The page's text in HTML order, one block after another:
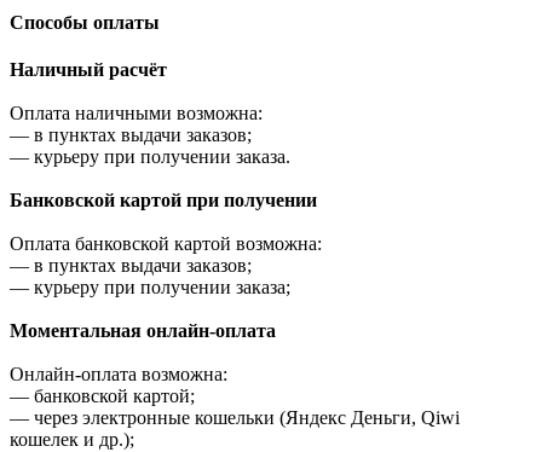
Cпособы оплаты
Наличный расчёт
Оплата наличными возможна:
— в пунктах выдачи заказов;
— курьеру при получении заказа.
Банковской картой при получении
Оплата банковской картой возможна:
— в пунктах выдачи заказов;
— курьеру при получении заказа;
Моментальная онлайн-оплата
Онлайн-оплата возможна:
— банковской картой;
— через электронные кошельки (Яндекс Деньги, Qiwi
кошелек и др.);